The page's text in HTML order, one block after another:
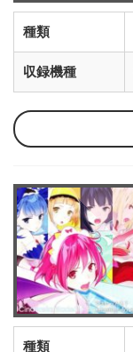
種類
収録機種
種類